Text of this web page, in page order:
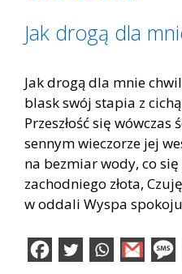
Jak drogą dla
Jak drogą dla mnie
blask swój stapia z
Przeszłość się wówczas
sennym wieczorze jej
na bezmiar wody, co
zachodniego złota,
w oddali Wyspa